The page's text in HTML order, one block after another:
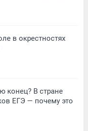
в окрестностях
конец? В стране
ЕГЭ — почему это